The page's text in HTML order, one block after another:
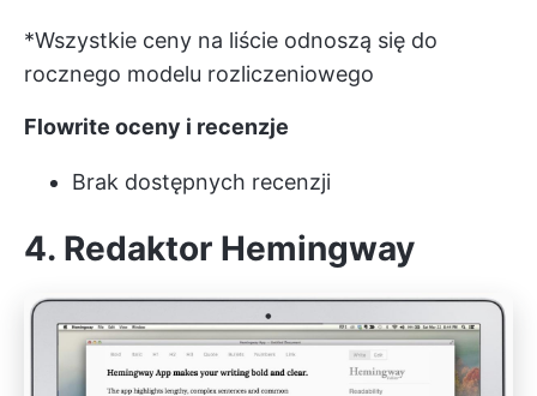
*Wszystkie ceny na liście odnoszą się do
rocznego modelu rozliczeniowego
Flowrite oceny i recenzje
Brak dostępnych recenzji
4. Redaktor Hemingway